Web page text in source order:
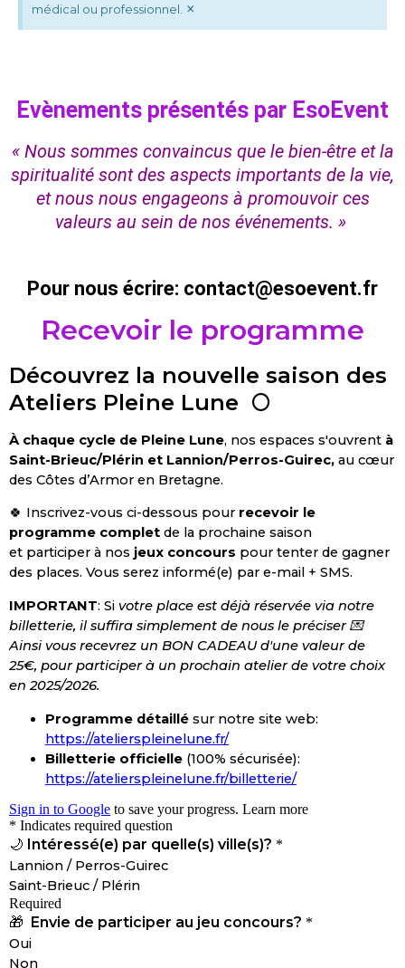
médical ou professionnel. ×
Evènements présentés par EsoEvent
« Nous sommes convaincus que le bien-être et la
spiritualité sont des aspects importants de la vie,
et nous nous engageons à promouvoir ces
valeurs au sein de nos événements. »
Pour nous écrire: contact@esoevent.fr
Recevoir le programme